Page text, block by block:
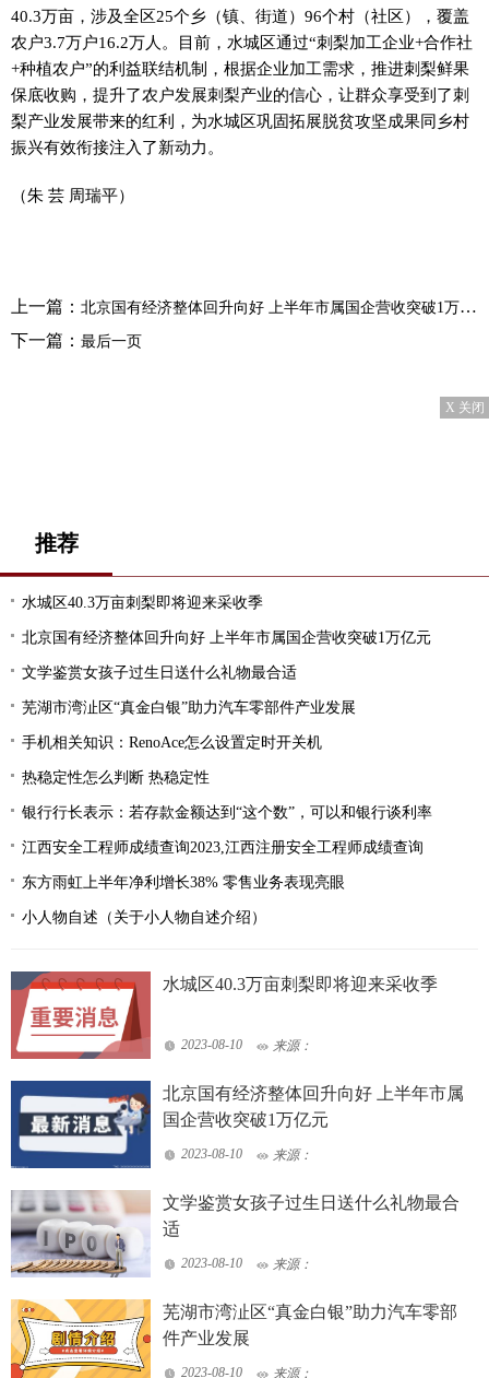
40.3万亩，涉及全区25个乡（镇、街道）96个村（社区），覆盖
农户3.7万户16.2万人。目前，水城区通过“刺梨加工企业+合作社
+种植农户”的利益联结机制，根据企业加工需求，推进刺梨鲜果
保底收购，提升了农户发展刺梨产业的信心，让群众享受到了刺
梨产业发展带来的红利，为水城区巩固拓展脱贫攻坚成果同乡村
振兴有效衔接注入了新动力。
（朱 芸 周瑞平）
上一篇： 北京国有经济整体回升向好 上半年市属国企营收突破1万亿元
下一篇： 最后一页
X 关闭
推荐
水城区40.3万亩刺梨即将迎来采收季
北京国有经济整体回升向好 上半年市属国企营收突破1万亿元
文学鉴赏女孩子过生日送什么礼物最合适
芜湖市湾沚区“真金白银”助力汽车零部件产业发展
手机相关知识：RenoAce怎么设置定时开关机
热稳定性怎么判断 热稳定性
银行行长表示：若存款金额达到“这个数”，可以和银行谈利率
江西安全工程师成绩查询2023,江西注册安全工程师成绩查询
东方雨虹上半年净利增长38% 零售业务表现亮眼
小人物自述（关于小人物自述介绍）
水城区40.3万亩刺梨即将迎来采收季
2023-08-10 来源：
北京国有经济整体回升向好 上半年市属
国企营收突破1万亿元
2023-08-10 来源：
文学鉴赏女孩子过生日送什么礼物最合
适
2023-08-10 来源：
芜湖市湾沚区“真金白银”助力汽车零部
件产业发展
2023-08-10 来源：